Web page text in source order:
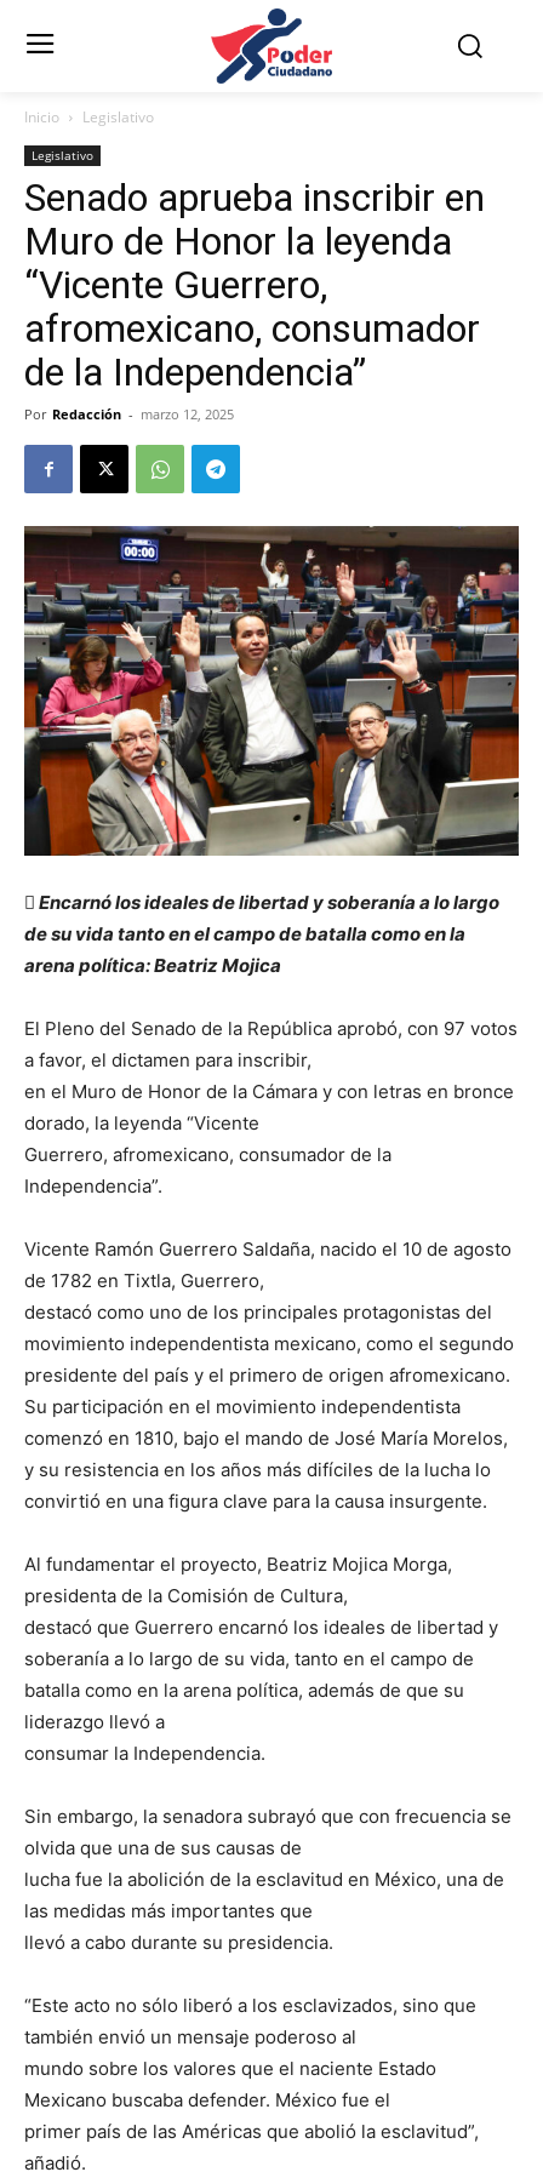
Inicio Legislativo
Legislativo
Senado aprueba inscribir en
Muro de Honor la leyenda
“Vicente Guerrero,
afromexicano, consumador
de la Independencia”
Por Redacción - marzo 12, 2025
 Encarnó los ideales de libertad y soberanía a lo largo
de su vida tanto en el campo de batalla como en la
arena política: Beatriz Mojica
El Pleno del Senado de la República aprobó, con 97 votos
a favor, el dictamen para inscribir,
en el Muro de Honor de la Cámara y con letras en bronce
dorado, la leyenda “Vicente
Guerrero, afromexicano, consumador de la
Independencia”.
Vicente Ramón Guerrero Saldaña, nacido el 10 de agosto
de 1782 en Tixtla, Guerrero,
destacó como uno de los principales protagonistas del
movimiento independentista mexicano, como el segundo
presidente del país y el primero de origen afromexicano.
Su participación en el movimiento independentista
comenzó en 1810, bajo el mando de José María Morelos,
y su resistencia en los años más difíciles de la lucha lo
convirtió en una figura clave para la causa insurgente.
Al fundamentar el proyecto, Beatriz Mojica Morga,
presidenta de la Comisión de Cultura,
destacó que Guerrero encarnó los ideales de libertad y
soberanía a lo largo de su vida, tanto en el campo de
batalla como en la arena política, además de que su
liderazgo llevó a
consumar la Independencia.
Sin embargo, la senadora subrayó que con frecuencia se
olvida que una de sus causas de
lucha fue la abolición de la esclavitud en México, una de
las medidas más importantes que
llevó a cabo durante su presidencia.
“Este acto no sólo liberó a los esclavizados, sino que
también envió un mensaje poderoso al
mundo sobre los valores que el naciente Estado
Mexicano buscaba defender. México fue el
primer país de las Américas que abolió la esclavitud”,
añadió.